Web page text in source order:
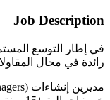
Job Description
في إطار التوسع
رائدة في مجال
مديرين إنشاءات (Construction Managers)